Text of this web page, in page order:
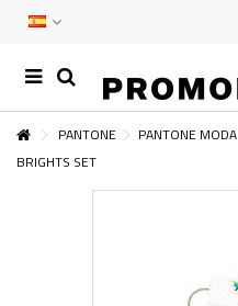
PANTONE PANTONE MODA
BRIGHTS SET